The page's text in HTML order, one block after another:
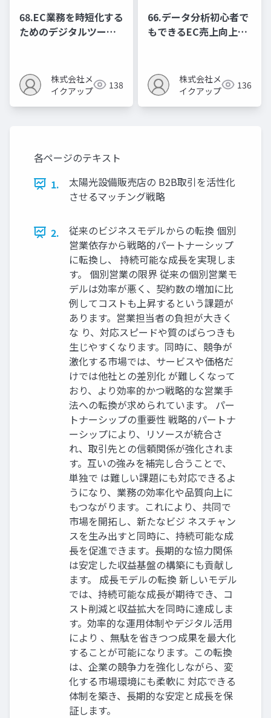
68.EC業務を時短化する
ためのデジタルツール
株式会社メ
イクアップ
138
66.データ分析初心者で
もできるEC売上向上の
株式会社メ
イクアップ
136
各ページのテキスト
1.
太陽光設備販売店の B2B取引を活性化
させるマッチング戦略
2.
従来のビジネスモデルからの転換 個別
営業依存から戦略的パートナーシップ
に転換し、 持続可能な成長を実現しま
す。 個別営業の限界 従来の個別営業モ
デルは効率が悪く、契約数の増加に比
例してコストも上昇するという課題が
あります。営業担当者の負担が大きく
な り、対応スピードや質のばらつきも
生じやすくなります。同時に、競争が
激化する市場では、サービスや価格だ
けでは他社との差別化 が難しくなって
おり、より効率的かつ戦略的な営業手
法への転換が求められています。 パー
トナーシップの重要性 戦略的パートナ
ーシップにより、リソースが統合さ
れ、取引先との信頼関係が強化されま
す。互いの強みを補完し合うことで、
単独で は難しい課題にも対応できるよ
うになり、業務の効率化や品質向上に
もつながります。これにより、共同で
市場を開拓し、新たなビジ ネスチャン
スを生み出すと同時に、持続可能な成
長を促進できます。長期的な協力関係
は安定した収益基盤の構築にも貢献し
ます。 成長モデルの転換 新しいモデル
では、持続可能な成長が期待でき、コ
スト削減と収益拡大を同時に達成しま
す。効率的な運用体制やデジタル活用
により 、無駄を省きつつ成果を最大化
することが可能になります。この転換
は、企業の競争力を強化しながら、変
化する市場環境にも柔軟に 対応できる
体制を築き、長期的な安定と成長を保
証します。